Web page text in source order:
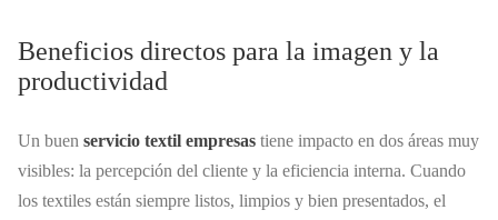
Beneficios directos para la imagen y la
productividad
Un buen servicio textil empresas tiene impacto en dos áreas muy
visibles: la percepción del cliente y la eficiencia interna. Cuando
los textiles están siempre listos, limpios y bien presentados, el